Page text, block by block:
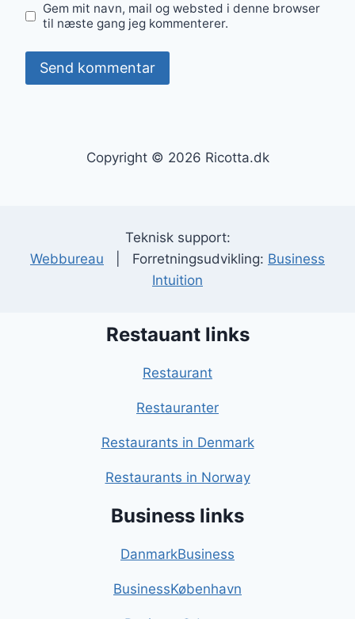
Gem mit navn, mail og websted i denne browser
til næste gang jeg kommenterer.
Copyright © 2026 Ricotta.dk
Teknisk support:
Webbureau | Forretningsudvikling: Business
Intuition
Restauant links
Restaurant
Restauranter
Restaurants in Denmark
Restaurants in Norway
Business links
DanmarkBusiness
BusinessKøbenhavn